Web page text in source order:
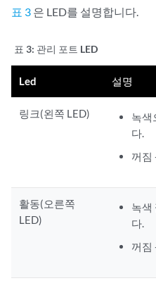
표 3 은 LED를 설명합니다.
표 3: 관리 포트 LED
Led 설명
링크(왼쪽 LED)
녹색
다.
꺼짐
활동(오른쪽
LED)
녹색
다.
꺼짐